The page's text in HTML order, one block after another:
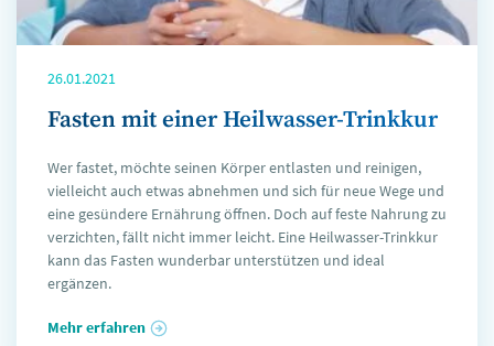
26.01.2021
Fasten mit einer Heilwasser-Trinkkur
Wer fastet, möchte seinen Körper entlasten und reinigen,
vielleicht auch etwas abnehmen und sich für neue Wege und
eine gesündere Ernährung öffnen. Doch auf feste Nahrung zu
verzichten, fällt nicht immer leicht. Eine Heilwasser-Trinkkur
kann das Fasten wunderbar unterstützen und ideal
ergänzen.
Mehr erfahren